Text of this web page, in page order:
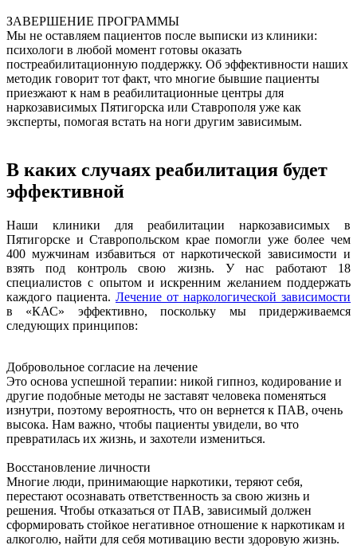
ЗАВЕРШЕНИЕ ПРОГРАММЫ
Мы не оставляем пациентов после выписки из клиники:
психологи в любой момент готовы оказать
постреабилитационную поддержку. Об эффективности наших
методик говорит тот факт, что многие бывшие пациенты
приезжают к нам в реабилитационные центры для
наркозависимых Пятигорска или Ставрополя уже как
эксперты, помогая встать на ноги другим зависимым.
В каких случаях реабилитация будет
эффективной
Наши клиники для реабилитации наркозависимых в
Пятигорске и Ставропольском крае помогли уже более чем
400 мужчинам избавиться от наркотической зависимости и
взять под контроль свою жизнь. У нас работают 18
специалистов с опытом и искренним желанием поддержать
каждого пациента. Лечение от наркологической зависимости
в «КАС» эффективно, поскольку мы придерживаемся
следующих принципов:
Добровольное согласие на лечение
Это основа успешной терапии: никой гипноз, кодирование и
другие подобные методы не заставят человека поменяться
изнутри, поэтому вероятность, что он вернется к ПАВ, очень
высока. Нам важно, чтобы пациенты увидели, во что
превратилась их жизнь, и захотели измениться.
Восстановление личности
Многие люди, принимающие наркотики, теряют себя,
перестают осознавать ответственность за свою жизнь и
решения. Чтобы отказаться от ПАВ, зависимый должен
сформировать стойкое негативное отношение к наркотикам и
алкоголю, найти для себя мотивацию вести здоровую жизнь.